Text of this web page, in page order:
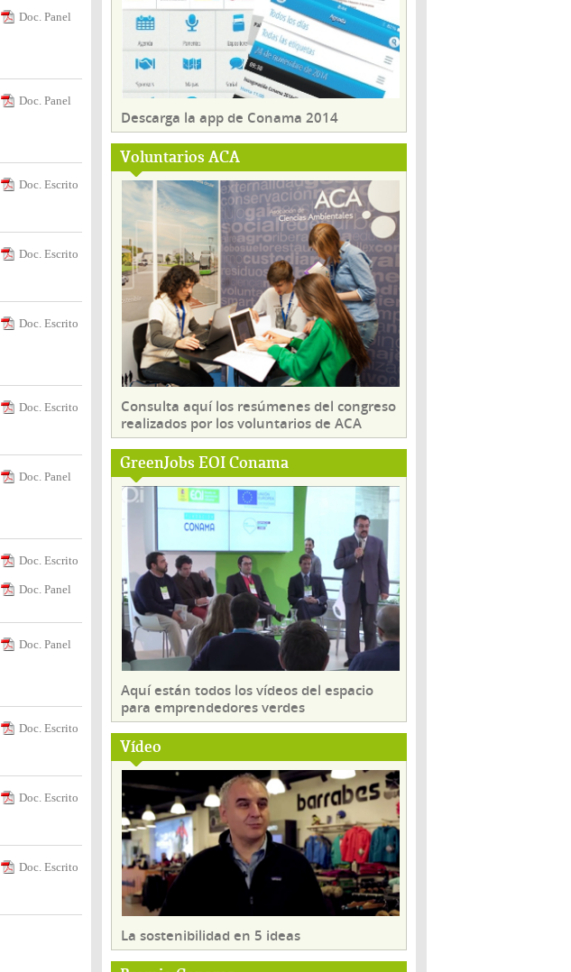
Descarga la app de Conama 2014
Voluntarios ACA
Consulta aquí los resúmenes del congreso
realizados por los voluntarios de ACA
GreenJobs EOI Conama
Aquí están todos los vídeos del espacio
para emprendedores verdes
Vídeo
La sostenibilidad en 5 ideas
Doc. Panel
Doc. Panel
Doc. Escrito
Doc. Escrito
Doc. Escrito
Doc. Escrito
Doc. Panel
Doc. Escrito
Doc. Panel
Doc. Panel
Doc. Escrito
Doc. Escrito
Doc. Escrito